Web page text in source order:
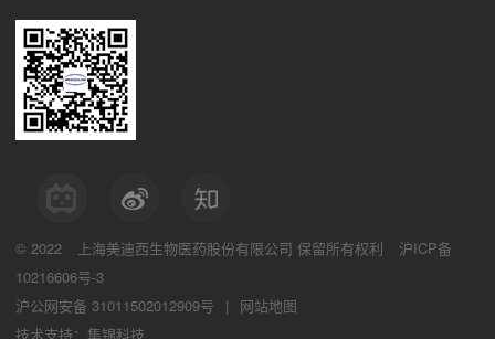
© 2022 上海美迪西生物医药股份有限公司 保留所有权利
沪ICP备
10216606号-3
沪公网安备 31011502012909号
|
网站地图
技术支持：集锦科技